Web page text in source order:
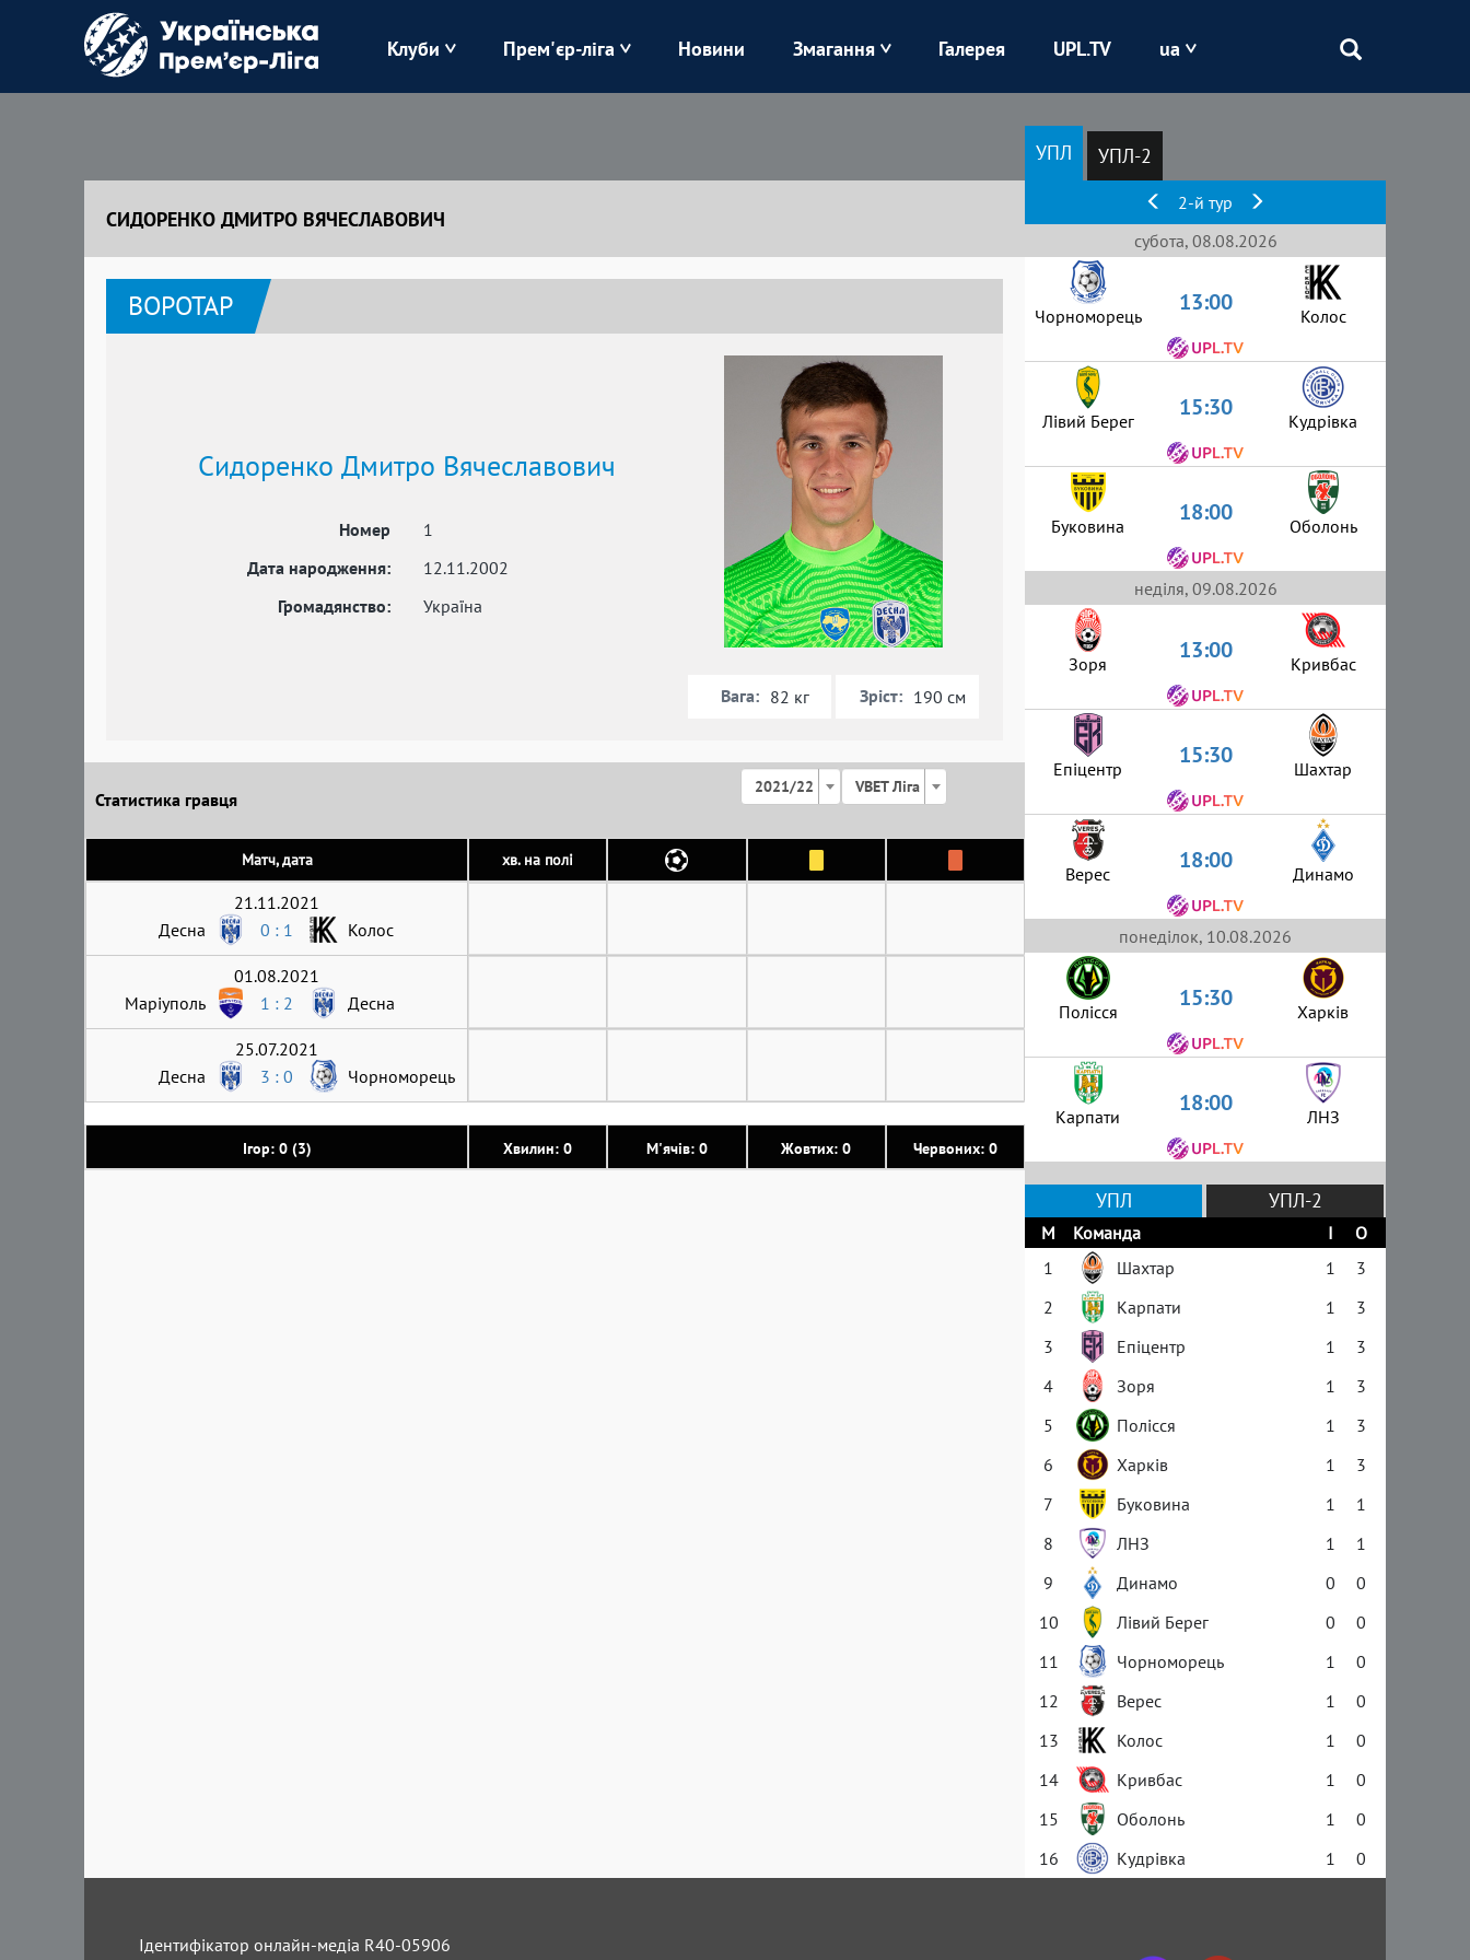
Клуби
Зоря Карпати Колос Кривбас
Оболонь
Полісся
Прем'єр-ліга Новини Змагання Галерея UPL.TV ua
СИДОРЕНКО ДМИТРО ВЯЧЕСЛАВОВИЧ
ВОРОТАР
Сидоренко Дмитро Вячеславович
Номер
1
Дата народження:
12.11.2002
Громадянство:
Україна
Вага: 82 кг Зріст: 190 см
Статистика гравця
2021/22 VBET Ліга
Матч, дата хв. на полі
Ігор: 0 (3) Хвилин: 0 М'ячів: 0 Жовтих: 0 Червоних: 0
21.11.2021
Десна
0 : 1 Колос
01.08.2021
Маріуполь
1 : 2 Десна
25.07.2021
Десна
3 : 0 Чорноморець
УПЛ УПЛ-2
2-й тур
субота, 08.08.2026
Чорноморець 13:00 Колос
Лівий Берег 15:30 Кудрівка
Буковина 18:00 Оболонь
неділя, 09.08.2026
Зоря 13:00 Кривбас
Епіцентр 15:30 Шахтар
Верес 18:00 Динамо
понеділок, 10.08.2026
Полісся 15:30 Харків
Карпати 18:00 ЛНЗ
УПЛ УПЛ-2
М Команда І
О
1
Шахтар 1
3
2
Карпати 1
3
3
Епіцентр 1
3
4
Зоря 1
3
5
Полісся 1
3
6
Харків 1
3
7
Буковина 1
1
8
ЛНЗ 1
1
9
Динамо 0
0
10
Лівий Берег 0
0
11
Чорноморець 1
0
12
Верес 1
0
13
Колос 1
0
14
Кривбас 1
0
15
Оболонь 1
0
16
Кудрівка 1 0
Ідентифікатор онлайн-медіа R40-05906